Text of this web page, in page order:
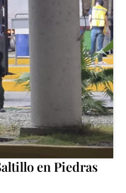
en Piedras